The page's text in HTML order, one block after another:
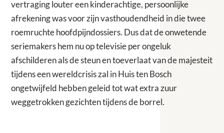
vertraging louter een kinderachtige, persoonlijke
afrekening was voor zijn vasthoudendheid in die twee
roemruchte hoofdpijndossiers. Dus dat de onwetende
seriemakers hem nu op televisie per ongeluk
afschilderen als de steun en toeverlaat van de majesteit
tijdens een wereldcrisis zal in Huis ten Bosch
ongetwijfeld hebben geleid tot wat extra zuur
weggetrokken gezichten tijdens de borrel.